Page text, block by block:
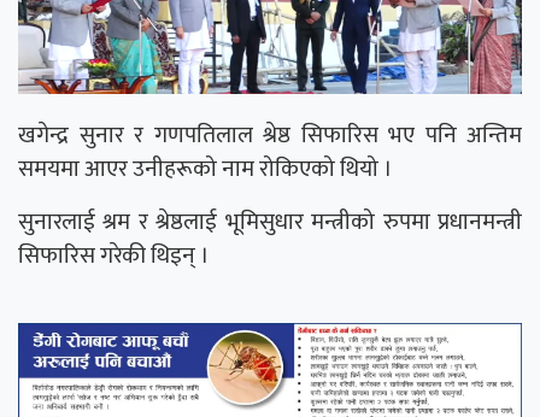
खगेन्द्र सुनार र गणपतिलाल श्रेष्ठ सिफारिस भए पनि अन्तिम
समयमा आएर उनीहरूको नाम रोकिएको थियो ।
सुनारलाई श्रम र श्रेष्ठलाई भूमिसुधार मन्त्रीको रुपमा प्रधानमन्त्री
सिफारिस गरेकी थिइन् ।